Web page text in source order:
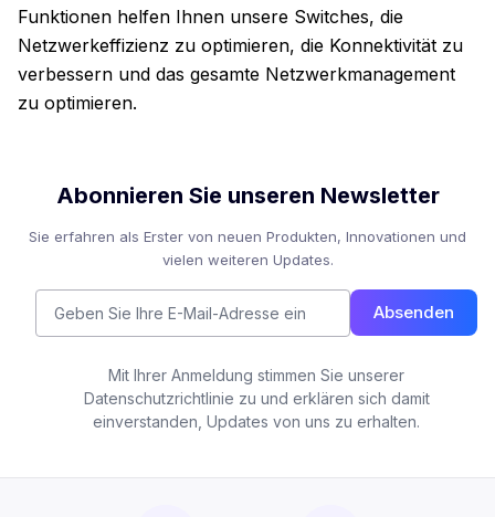
Funktionen helfen Ihnen unsere Switches, die
Netzwerkeffizienz zu optimieren, die Konnektivität zu
verbessern und das gesamte Netzwerkmanagement
zu optimieren.
Abonnieren Sie unseren Newsletter
Sie erfahren als Erster von neuen Produkten, Innovationen und
vielen weiteren Updates.
Absenden
Mit Ihrer Anmeldung stimmen Sie unserer
Datenschutzrichtlinie zu und erklären sich damit
einverstanden, Updates von uns zu erhalten.